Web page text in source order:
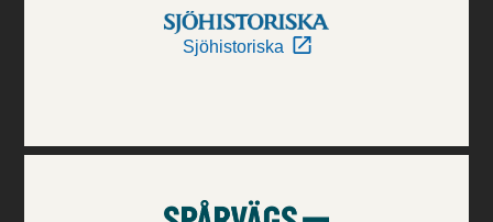
Sjöhistoriska